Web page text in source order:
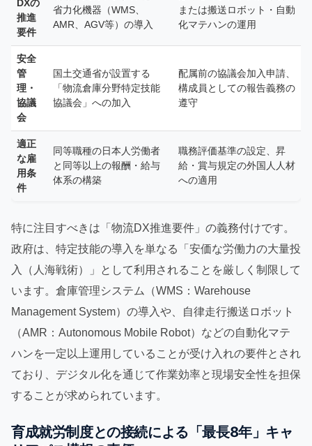
DXの
推進
要件
省力化機器（WMS、
AMR、AGV等）の導入
または搬送ロボット・自動
化マテハンの運用
安全
管
理・
協議
会
国土交通省が設置する
「物流倉庫分野特定技能
協議会」への加入
配属前の協議会加入申請、
構成員としての報告義務の
遵守
適正
な雇
用条
件
同等職種の日本人労働者
と同等以上の報酬・給与
体系の構築
職務評価基準の設定、昇
給・賞与規定の外国人人材
への適用
特に注目すべきは「物流DX推進要件」の義務付けです。
政府は、特定技能の導入を単なる「安価な労働力の大量投
入（人海戦術）」として利用されることを厳しく制限して
います。倉庫管理システム（WMS：Warehouse
Management System）の導入や、自律走行搬送ロボット
（AMR：Autonomous Mobile Robot）などの自動化マテ
ハンを一定以上運用していることが受け入れの要件とされ
ており、デジタル化を通じて作業効率と現場安全性を担保
することが求められています。
育成就労制度との接続による「最長8年」キャ